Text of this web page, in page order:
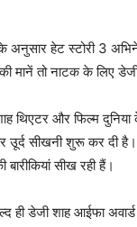
हेट स्‍टोरी 3
मानें तो नाटक के लिए
थिएटर और फिल्‍म
उूर्द सीखनी शुरू कर दी है।
बारीकियां सीख रही हैं।
ही डेजी शाह आईफा